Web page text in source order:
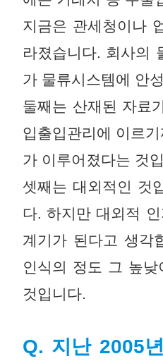
지금은 관세청이나
라졌습니다. 회사의
가 물류시스템에 안
둘째는 산재된 자료
입출입관리에 이르
가 이루어졌다는 것
셋째는 대외적인 것
다. 하지만 대외적
계기가 된다고 생각
인식의 정도 그 높
것입니다.
Q. 지난 2005